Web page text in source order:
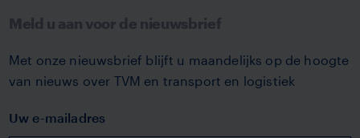
Meld u aan voor de nieuwsbrief
Met onze nieuwsbrief blijft u maandelijks op de hoogte
van nieuws over TVM en transport en logistiek
Uw e-mailadres